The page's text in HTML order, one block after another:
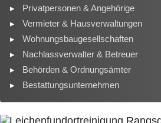
Privatpersonen & Angehörige
Vermieter & Hausverwaltungen
Wohnungsbaugesellschaften
Nachlassverwalter & Betreuer
Behörden & Ordnungsämter
Bestattungsunternehmen